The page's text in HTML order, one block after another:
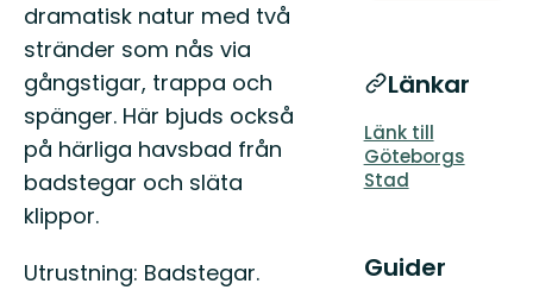
dramatisk natur med två
stränder som nås via
gångstigar, trappa och
spänger. Här bjuds också
på härliga havsbad från
badstegar och släta
klippor.
Utrustning: Badstegar.
Länkar
Länk till
Göteborgs
Stad
Guider